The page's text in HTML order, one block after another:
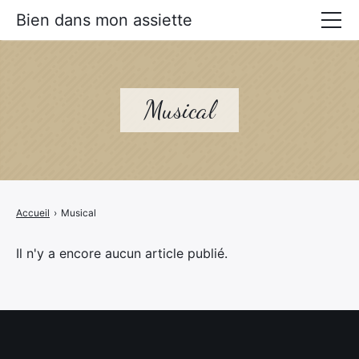
Musical
Accueil › Musical
Il n'y a encore aucun article publié.
Bien dans mon assiette
Prévenir les maladies